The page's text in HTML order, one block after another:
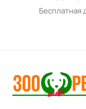
Бесплатная